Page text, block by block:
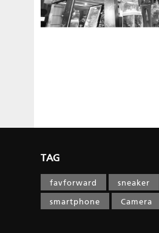
TAG
favforward sneaker
smartphone
Camera